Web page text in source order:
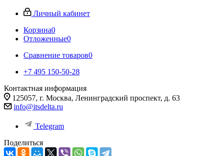
Личный кабинет
Корзина0
Отложенные0
Сравнение товаров0
+7 495 150-50-28
Контактная информация
125057, г. Москва, Ленинградский проспект, д. 63
info@itsdelta.ru
Telegram
Поделиться